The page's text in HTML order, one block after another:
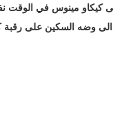
كيكاو مينوس في الوقت
وضه السكين على رقبة